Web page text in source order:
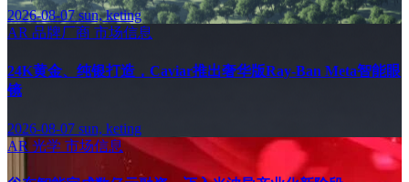
2026-08-07sun, keting
AR 品牌厂商 市场信息
24K黄金、纯银打造，Caviar推出奢华版Ray-Ban Meta智能眼
镜
2026-08-07 sun, keting
AR 光学 市场信息